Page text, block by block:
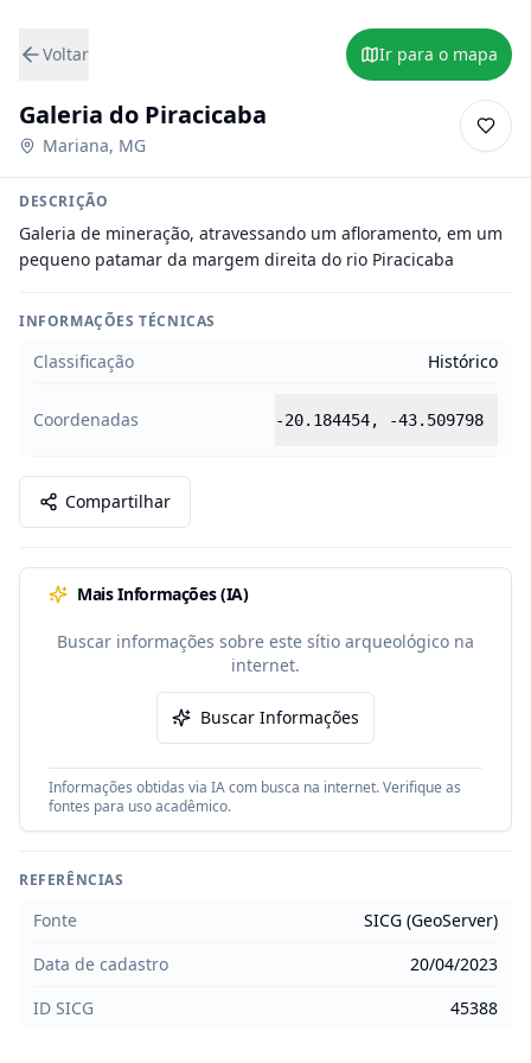
Voltar Ir para o mapa
Galeria do Piracicaba
Mariana, MG
DESCRIÇÃO
Galeria de mineração, atravessando um afloramento, em um
pequeno patamar da margem direita do rio Piracicaba
INFORMAÇÕES TÉCNICAS
Classificação Histórico
Coordenadas -20.184454, -43.509798
Compartilhar
Mais Informações (IA)
Buscar informações sobre este sítio arqueológico na
internet.
Buscar Informações
Informações obtidas via IA com busca na internet. Verifique as
fontes para uso acadêmico.
REFERÊNCIAS
Fonte
SICG (GeoServer)
Data de cadastro
20/04/2023
ID SICG
45388